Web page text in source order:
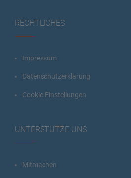
RECHTLICHES
Impressum
Datenschutzerklärung
Cookie-Einstellungen
UNTERSTÜTZE UNS
Mitmachen